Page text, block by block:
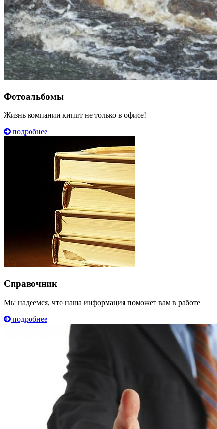
Фотоальбомы
Жизнь компании кипит не только в офисе!
подробнее
Справочник
Мы надеемся, что наша информация поможет вам в работе
подробнее